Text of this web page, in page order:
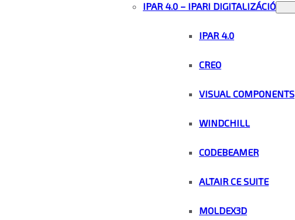
IPAR 4.0 – IPARI DIGITALIZÁCIÓ
IPAR 4.0
CREO
VISUAL COMPONENTS
WINDCHILL
CODEBEAMER
ALTAIR CE SUITE
MOLDEX3D